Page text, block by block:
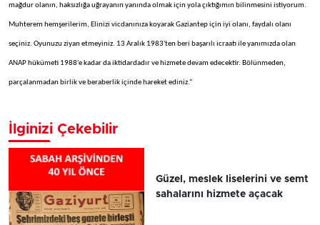
mağdur olanın, haksızlığa uğrayanın yanında olmak için yola çıktığımın bilinmesini istiyorum.
Muhterem hemşerilerim, Elinizi vicdanınıza koyarak Gaziantep için iyi olanı, faydalı olanı
seçiniz. Oyunuzu ziyan etmeyiniz. 13 Aralık 1983'ten beri başarılı icraatı ile yanımızda olan
ANAP hükümeti 1988'e kadar da iktidardadır ve hizmete devam edecektir. Bölünmeden,
parçalanmadan birlik ve beraberlik içinde hareket ediniz.”
İlginizi Çekebilir
Güzel, meslek liselerini ve semt
sahalarını hizmete açacak